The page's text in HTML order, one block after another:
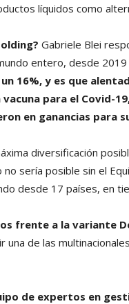
líquidos como
Gabriele Blei
entero, desde
un 16%, y es que
para el Covid-
en ganancias para
diversificación
sería posible sin el
desde 17 países, en
frente a la variante
de las
de expertos en